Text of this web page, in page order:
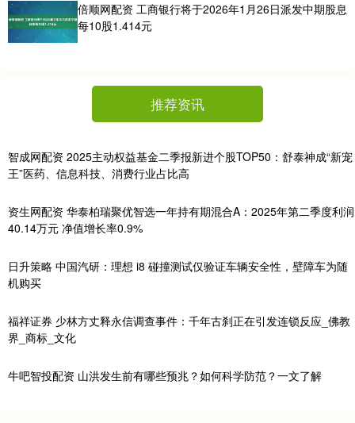
倍顺网配资 工商银行将于2026年1月26日派发中期股息
每10股1.414元
推荐资讯
智成网配资 2025主动权益基金二季报新进个股TOP50：舒泰神成“新宠
王”医药、信息科技、消费行业占比高
资生网配资 华泰柏瑞聚优智选一年持有期混合A：2025年第二季度利润
40.14万元 净值增长率0.9%
日升策略 中国汽研：理想 i8 碰撞测试仅验证车辆安全性，壁障车为随
机购买
福祥证券 少林方丈释永信调查事件：千年古刹正在引发连锁反应_佛教
界_商标_文化
牛吧智投配资 山洪发生前有哪些预兆？如何科学防范？一文了解